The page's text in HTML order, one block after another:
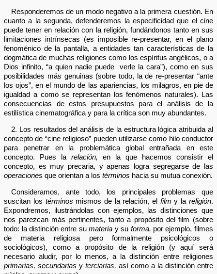
Responderemos de un modo negativo a la primera cuestión. En
cuanto a la segunda, defenderemos la especificidad que el cine
puede tener en relación con la religión, fundándonos tanto en sus
limitaciones intrínsecas (es imposible re-presentar, en el plano
fenoménico de la pantalla, a entidades tan características de la
dogmática de muchas religiones como los espíritus angélicos, o a
Dios infinito, “a quien nadie puede verle la cara”), como en sus
posibilidades más genuinas (sobre todo, la de re-presentar “ante
los ojos”, en el mundo de las apariencias, los milagros, en pie de
igualdad a como se representan los fenómenos naturales). Las
consecuencias de estos presupuestos para el análisis de la
estilística cinematográfica y para la crítica son muy abundantes.
2. Los resultados del análisis de la estructura lógica atribuida al
concepto de “cine religioso” pueden utilizarse como hilo conductor
para penetrar en la problemática global entrañada en este
concepto. Pues larelación, en la que hacemos consistir el
concepto, es muy precaria, y apenas logra segregarse de las
operaciones que orientan a lostérminos hacia su mutua conexión.
Consideramos, ante todo, los principales problemas que
suscitan los términos mismos de la relación, el film y la religión.
Expondremos, ilustrándolas con ejemplos, las distinciones que
nos parezcan más pertinentes, tanto a propósito del film (sobre
todo: la distinción entre sumateria y su forma, por ejemplo, filmes
de materia religiosa pero formalmente psicológicos o
sociológicos), como a propósito de la religión (y aquí será
necesario aludir, por lo menos, a la distinción entre religiones
primarias, secundarias yterciarias, así como a la distinción entre